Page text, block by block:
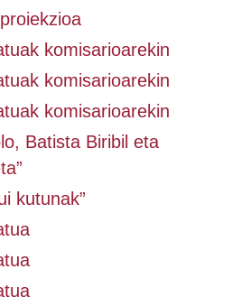
komisarioarekin
komisarioarekin
komisarioarekin
Batista Biribil eta
kutunak”